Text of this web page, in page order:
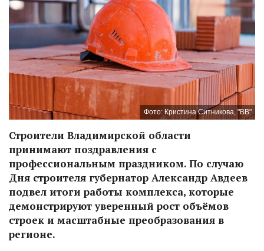
Фото: Кристина Ситникова, "ВВ"
Строители Владимирской области
принимают поздравления с
профессиональным праздником. По случаю
Дня строителя губернатор Александр Авдеев
подвел итоги работы комплекса, которые
демонстрируют уверенный рост объёмов
строек и масштабные преобразования в
регионе.